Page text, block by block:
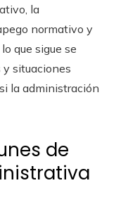
la
normativo y
que sigue se
situaciones
la administración
de